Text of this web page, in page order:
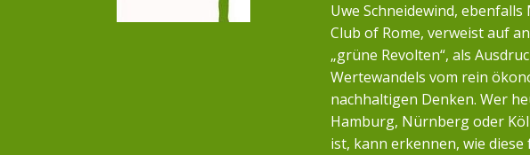
Uwe Schneidewind, ebenfalls
Club of Rome, verweist auf
„grüne Revolten“, als
Wertewandels vom rein
nachhaltigen Denken. Wer
Hamburg, Nürnberg oder
ist, kann erkennen, wie diese